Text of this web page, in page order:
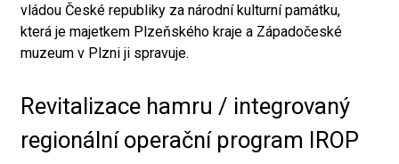
vládou České republiky za národní kulturní památku,
která je majetkem Plzeňského kraje a Západočeské
muzeum v Plzni ji spravuje.
Revitalizace hamru / integrovaný
regionální operační program IROP